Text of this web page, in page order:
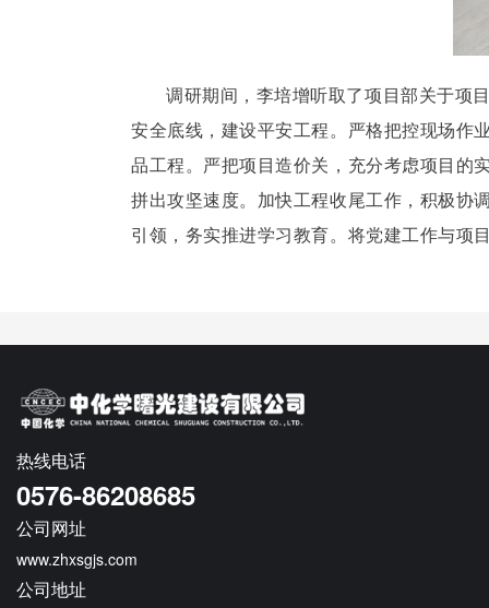
调研期间，李培增听取了项目部关于项
安全底线，建设平安工程。 严格把控现场作
品工程。 严把项目造价关，充分考虑项目的
拼出攻坚速度。 加快工程收尾工作，积极协
引领，务实推进学习教育。 将党建工作与项
热线电话
0576-86208685
公司网址
www.zhxsgjs.com
公司地址